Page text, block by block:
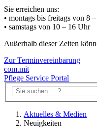
Sie erreichen uns:
• montags bis freitags von 8
• samstags von 10 – 16 Uhr
Außerhalb dieser Zeiten
Zur Terminvereinbarung
com.mit
Pflege Service Portal
Aktuelles & Medien
Neuigkeiten